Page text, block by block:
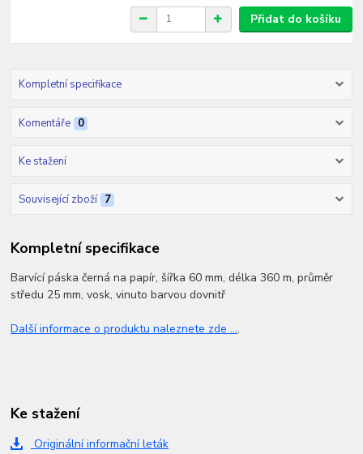
Přidat do košíku
Kompletní specifikace
Komentáře 0
Ke stažení
Související zboží 7
Kompletní specifikace
Barvící páska černá na papír, šířka 60 mm, délka 360 m, průměr
středu 25 mm, vosk, vinuto barvou dovnitř
Další informace o produktu naleznete zde ....
Ke stažení
Originální informační leták